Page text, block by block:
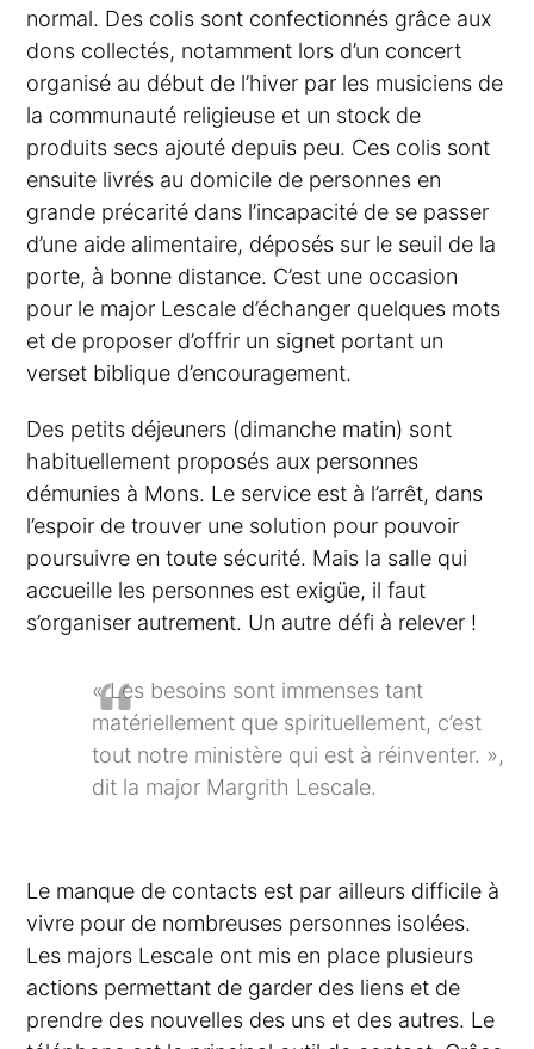
normal. Des colis sont confectionnés grâce aux
dons collectés, notamment lors d’un concert
organisé au début de l’hiver par les musiciens de
la communauté religieuse et un stock de
produits secs ajouté depuis peu. Ces colis sont
ensuite livrés au domicile de personnes en
grande précarité dans l’incapacité de se passer
d’une aide alimentaire, déposés sur le seuil de la
porte, à bonne distance. C’est une occasion
pour le major Lescale d’échanger quelques mots
et de proposer d’offrir un signet portant un
verset biblique d’encouragement.
Des petits déjeuners (dimanche matin) sont
habituellement proposés aux personnes
démunies à Mons. Le service est à l’arrêt, dans
l’espoir de trouver une solution pour pouvoir
poursuivre en toute sécurité. Mais la salle qui
accueille les personnes est exigüe, il faut
s’organiser autrement. Un autre défi à relever !
« Les besoins sont immenses tant
matériellement que spirituellement, c’est
tout notre ministère qui est à réinventer. »,
dit la major Margrith Lescale.
Le manque de contacts est par ailleurs difficile à
vivre pour de nombreuses personnes isolées.
Les majors Lescale ont mis en place plusieurs
actions permettant de garder des liens et de
prendre des nouvelles des uns et des autres. Le